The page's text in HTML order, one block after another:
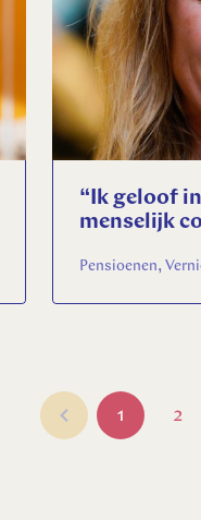
“Ik geloof
menselĳk
Pensioenen,
1 2